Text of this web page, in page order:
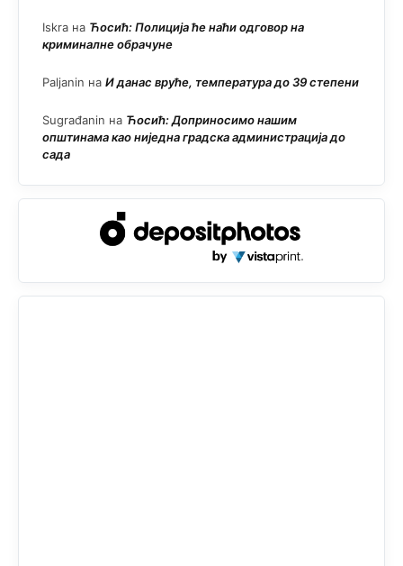
Iskra на Ћосић: Полиција ће наћи одговор на
криминалне обрачуне
Paljanin на И данас вруће, температура до 39 степени
Sugrađanin на Ћосић: Доприносимо нашим
општинама као ниједна градска администрација до
сада